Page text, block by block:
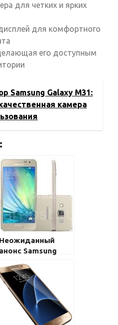
для четких и ярких
для комфортного
его доступным
Samsung Galaxy M31:
камера
Неожиданный
анонс Samsung
версия
флагмана